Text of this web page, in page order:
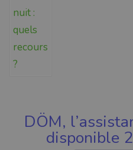
DÖM,
disponible